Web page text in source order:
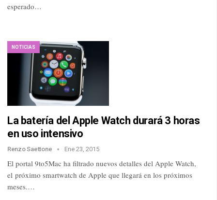
esperado…
NOTICIAS
La batería del Apple Watch durará 3 horas
en uso intensivo
Renzo Saettone Ene 23, 2015
El portal 9to5Mac ha filtrado nuevos detalles del Apple Watch,
el próximo smartwatch de Apple que llegará en los próximos
meses.…